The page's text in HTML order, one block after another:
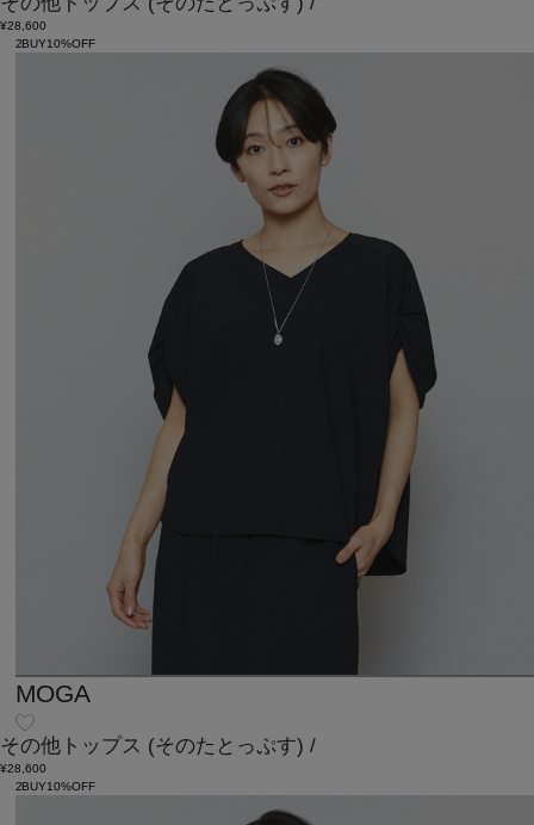
¥28,600
2BUY10%OFF
MOGA
その他トップス (そのたとっぷす) /
¥28,600
2BUY10%OFF